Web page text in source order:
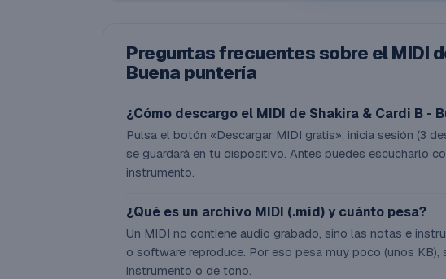
Preguntas frecuentes sobre el MIDI
Buena puntería
¿Cómo descargo el MIDI de Shakira & Cardi B -
Pulsa el botón «Descargar MIDI gratis», inicia sesión (3
se guardará en tu dispositivo. Antes puedes escucharlo
instrumento.
¿Qué es un archivo MIDI (.mid) y cuánto pesa?
Un MIDI no contiene audio grabado, sino las notas e
o software reproduce. Por eso pesa muy poco (unos KB),
instrumento o de tono.